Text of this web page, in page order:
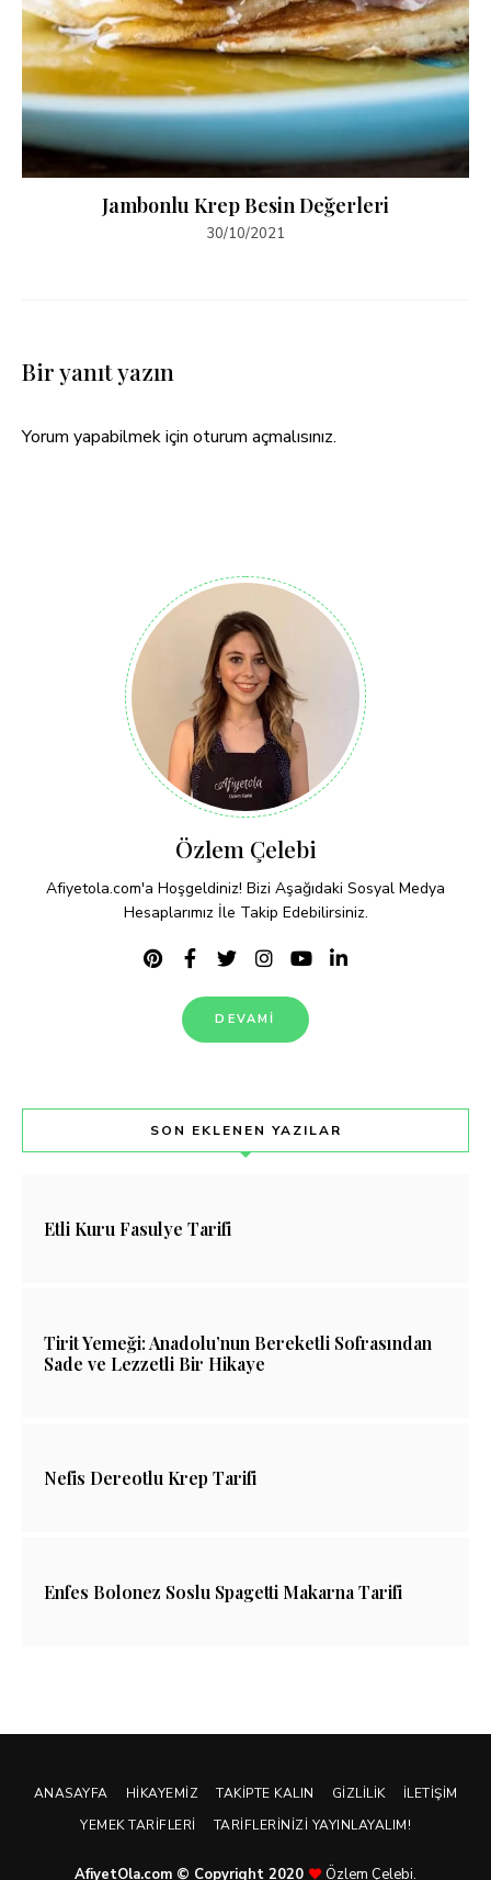
Jambonlu Krep Besin Değerleri
30/10/2021
Bir yanıt yazın
Yorum yapabilmek için oturum açmalısınız.
Özlem Çelebi
Afiyetola.com'a Hoşgeldiniz! Bizi Aşağıdaki Sosyal Medya
Hesaplarımız İle Takip Edebilirsiniz.
DEVAMI
SON EKLENEN YAZILAR
Etli Kuru Fasulye Tarifi
Tirit Yemeği: Anadolu’nun Bereketli Sofrasından
Sade ve Lezzetli Bir Hikaye
Nefis Dereotlu Krep Tarifi
Enfes Bolonez Soslu Spagetti Makarna Tarifi
ANASAYFA HIKAYEMIZ TAKIPTE KALIN GIZLILIK
İLETIŞIM
YEMEK TARIFLERI
TARIFLERINIZI YAYINLAYALIM!
AfiyetOla.com © Copyright 2020 Özlem Çelebi.